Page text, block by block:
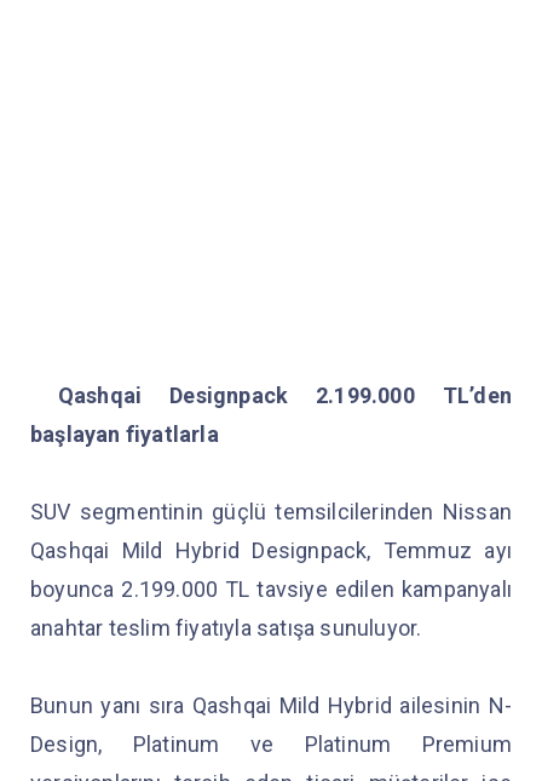
Qashqai Designpack 2.199.000 TL’den
başlayan fiyatlarla
SUV segmentinin güçlü temsilcilerinden Nissan
Qashqai Mild Hybrid Designpack, Temmuz ayı
boyunca 2.199.000 TL tavsiye edilen kampanyalı
anahtar teslim fiyatıyla satışa sunuluyor.
Bunun yanı sıra Qashqai Mild Hybrid ailesinin N-
Design, Platinum ve Platinum Premium